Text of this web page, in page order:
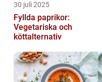
30 juli 2025
Fyllda paprikor:
Vegetariska och
köttalternativ